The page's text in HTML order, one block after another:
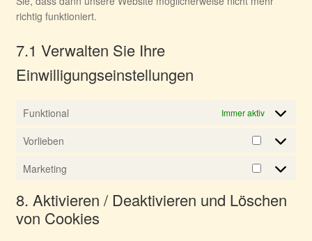
richtig funktioniert.
7.1 Verwalten Sie Ihre
Einwilligungseinstellungen
Funktional Immer aktiv
Vorlieben
Vorlieben
Marketing
Marketing
8. Aktivieren / Deaktivieren und Löschen
von Cookies